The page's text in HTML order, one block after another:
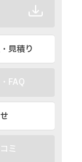
見積り
FAQ
ミ